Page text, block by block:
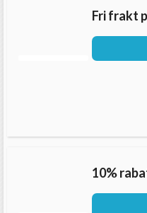
Fri frakt
10%